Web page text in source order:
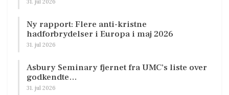
Ny rapport: Flere anti-kristne
hadforbrydelser i Europa i maj 2026
31. jul 2026
Asbury Seminary fjernet fra UMC’s liste over
godkendte…
31. jul 2026